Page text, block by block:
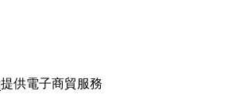
提供電子商貿服務